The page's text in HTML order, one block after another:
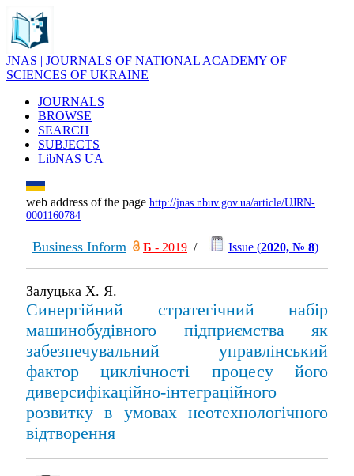
JNAS | JOURNALS OF NATIONAL ACADEMY OF
SCIENCES OF UKRAINE
JOURNALS
BROWSE
SEARCH
SUBJECTS
LibNAS UA
web address of the page http://jnas.nbuv.gov.ua/article/UJRN-
0001160784
Business Inform Б - 2019 / Issue (2020, № 8)
Залуцька Х. Я.
Синергійний стратегічний набір
машинобудівного підприємства як
забезпечувальний управлінський
фактор циклічності процесу його
диверсифікаційно-інтеграційного
розвитку в умовах неотехнологічного
відтворення